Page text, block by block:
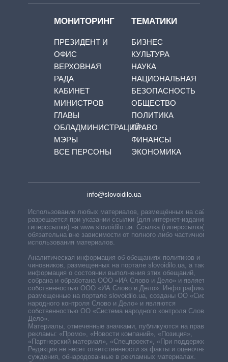
МОНИТОРИНГ
ПРЕЗИДЕНТ И
ОФИС
ВЕРХОВНАЯ
РАДА
КАБИНЕТ
МИНИСТРОВ
ГЛАВЫ
ОБЛАДМИНИСТРАЦИЙ
МЭРЫ
ВСЕ ПЕРСОНЫ
ТЕМАТИКИ
БИЗНЕС
КУЛЬТУРА
НАУКА
НАЦИОНАЛЬНАЯ
БЕЗОПАСНОСТЬ
ОБЩЕСТВО
ПОЛИТИКА
ПРАВО
ФИНАНСЫ
ЭКОНОМИКА
info@slovoidilo.ua
Использование любых материалов, размещённых на сайте,
разрешается при указании ссылки (для интернет-изданий —
гиперссылки) на www.slovoidilo.ua. Ссылка (гиперссылка)
обязательна вне зависимости от полного либо частичного
использования материалов.
Аналитическая информация об обещаниях политиков и
чиновников, размещенных на портале slovoidilo.ua, а также
информация о состоянии выполнения этих обещаний,
собрана и обработана ООО «ИА Слово и Дело» и является
собственностью ООО «ИА Слово и Дело». Инфографики,
размещенные на портале slovoidilo.ua, созданы ОО «Система
народного контроля Слово и Дело» и являются
собственностью ОО «Система народного контроля Слово и
Дело».
Материалы, отмеченные значками, публикуются на правах
рекламы: «Промо», «Новости компаний», «Позиция»,
«Партнерский материал», «Спецпроект», «При поддержке».
Редакция не несет ответственности за факты и оценочные
суждения, обнародованные в рекламных материалах.